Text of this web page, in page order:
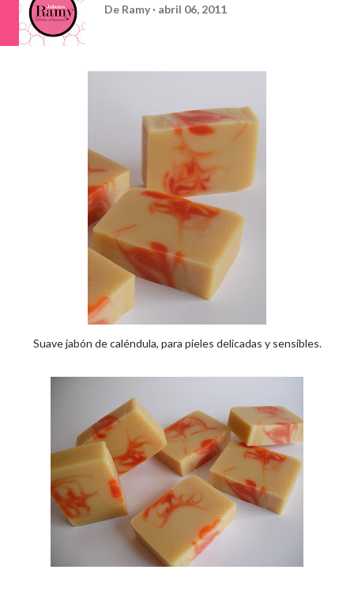
De Ramy abril 06, 2011
Suave jabón de caléndula, para pieles delicadas y sensibles.